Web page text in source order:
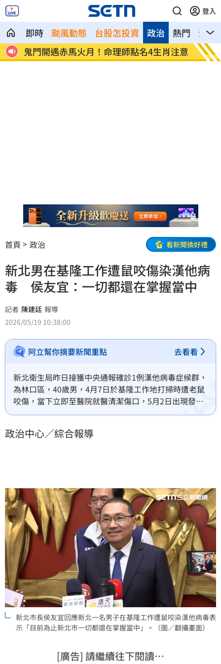
登入
即時 颱風動態 台股怎投資 熱門 影音
政治
媚 鬼門開遇赤馬火月！命理師點名4生肖注意 Meta
首頁 政治 看新聞換好禮
新北男在基隆工作遭鼠咬傷染漢他病
毒 侯友宜：一切都還在掌握當中
記者 陳建廷 報導
2026/05/19 10:38:00
阿立幫你摘要新聞重點 去看看
新北衛生局昨日接獲中央通報確診1例漢他病毒症候群，
為林口區，40歲男，4月7日於基隆工作地打掃時遭老鼠
咬傷，當下立即至醫院就醫清潔傷口，5月2日出現發
燒、發冷、四肢無力、食慾差、腹瀉等症狀，通報採檢
者計11名均無疑似症狀。對此，新北市長侯友宜上午受
政治中心／綜合報導
新北市長侯友宜回應新北一名男子在基隆工作遭鼠咬染漢他病毒表
示「目前為止新北市一切都還在掌握當中」。（圖／翻攝畫面）
[廣告] 請繼續往下閱讀…